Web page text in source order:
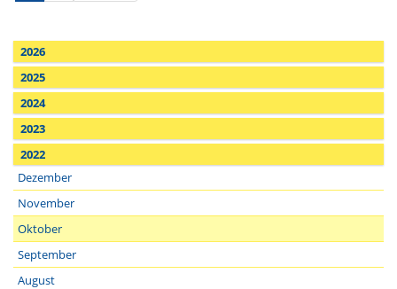
2026
2025
2024
2023
2022
Dezember
November
Oktober
September
August